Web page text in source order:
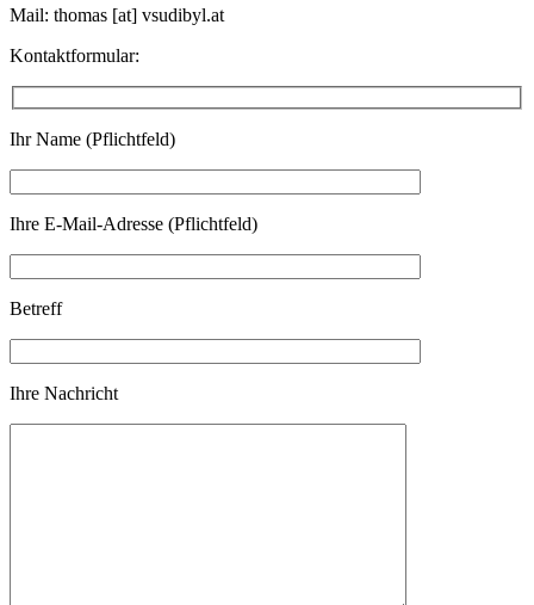
Mail: thomas [at] vsudibyl.at
Kontaktformular:
Ihr Name (Pflichtfeld)
Ihre E-Mail-Adresse (Pflichtfeld)
Betreff
Ihre Nachricht